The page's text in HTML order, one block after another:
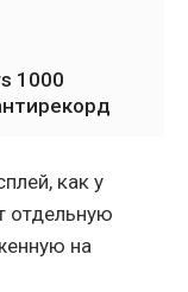
1000
как у
отдельную
на